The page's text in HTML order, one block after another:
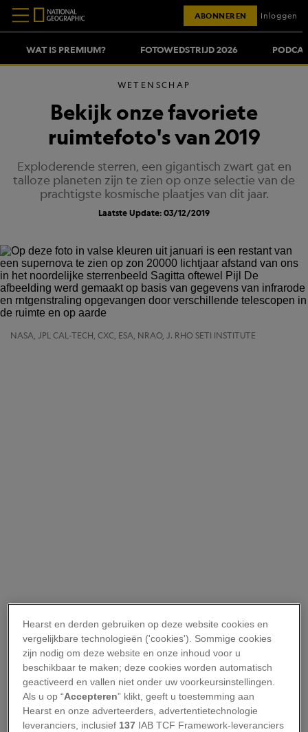
WAT IS PREMIUM? FOTOWEDSTRIJD 2026
ABONNEREN Inloggen
WETENSCHAP
Bekijk onze favoriete
ruimtefoto's van 2019
Exploderende sterren, een gigantisch zwart gat en
talloze planeten zijn te zien op onze selectie van de
prachtigste kosmische plaatjes van dit jaar.
Laatste Update: 03/12/2019
NASA, JPL CAL-TECH, CXC, ESA, NRAO, J. RHO SETI INSTITUTE
Hearst en derden gebruiken op deze website cookies en
vergelijkbare technologieën ('cookies'). Sommige cookies
zijn nodig om deze website en onze inhoud voor u
beschikbaar te maken; deze cookies worden automatisch
geactiveerd en vallen niet onder uw voorkeursinstellingen.
Als u op “Accepteren” klikt, geeft u toestemming aan
Hearst en onze adverteerders, advertentietechnologie
leveranciers, inclusief 137 IAB TCF Framework-leveranciers